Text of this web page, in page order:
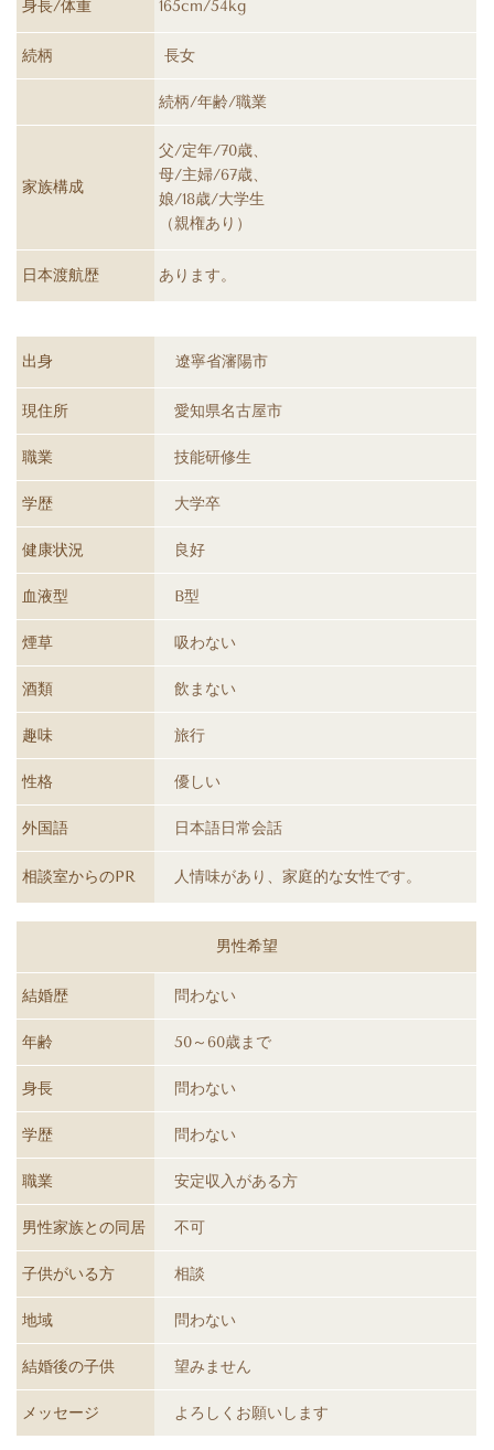
身長/体重 165cm/54kg
続柄 長女
続柄/年齢/職業
家族構成
父/定年/70歳、
母/主婦/67歳、
娘/18歳/大学生
（親権あり）
日本渡航歴 あります。
出身 遼寧省瀋陽市
現住所 愛知県名古屋市
職業 技能研修生
学歴 大学卒
健康状況 良好
血液型 B型
煙草 吸わない
酒類 飲まない
趣味 旅行
性格 優しい
外国語 日本語日常会話
相談室からのPR 人情味があり、家庭的な女性です。
男性希望
結婚歴 問わない
年齢 50～60歳まで
身長 問わない
学歴 問わない
職業 安定収入がある方
男性家族との同居 不可
子供がいる方 相談
地域 問わない
結婚後の子供 望みません
メッセージ よろしくお願いします